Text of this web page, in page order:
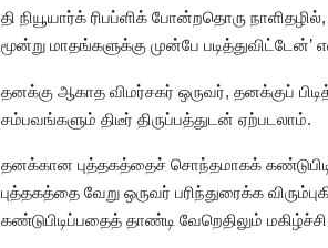
தி நியூயார்க் ரிபப்ளிக் போன்றதொரு
மூன்று மாதங்களுக்கு முன்பே
தனக்கு ஆகாத விமர்சகர் ஒருவர், தனக்குப்
சம்பவங்களும் திடீர் திருப்பத்துடன் ஏற்படலாம்.
தனக்கான புத்தகத்தைச் சொந்தமாகக்
புத்தகத்தை வேறு ஒருவர் பரிந்துரைக்க
கண்டுபிடிப்பதைத் தாண்டி வேறெதிலும்